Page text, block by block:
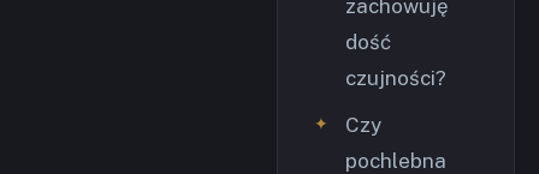
zachowuję
dość
czujności?
Czy
pochlebna